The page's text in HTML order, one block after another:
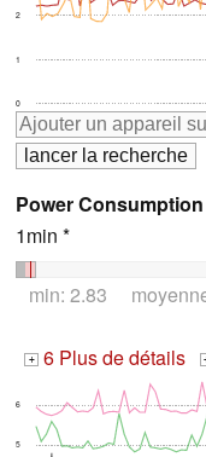
0
1
2
Power Consumption
1min *
min: 2.83
+ 6 Plus de détails
5
6